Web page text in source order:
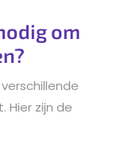
om
Hier zijn de